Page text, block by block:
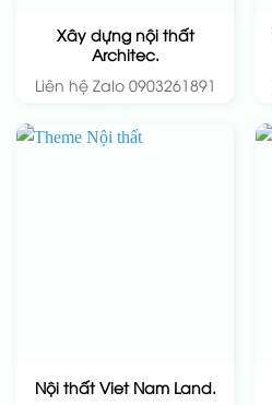
Xây dựng nội thất
Architec.
Liên hệ Zalo 0903261891
Nội thất Viet Nam Land.